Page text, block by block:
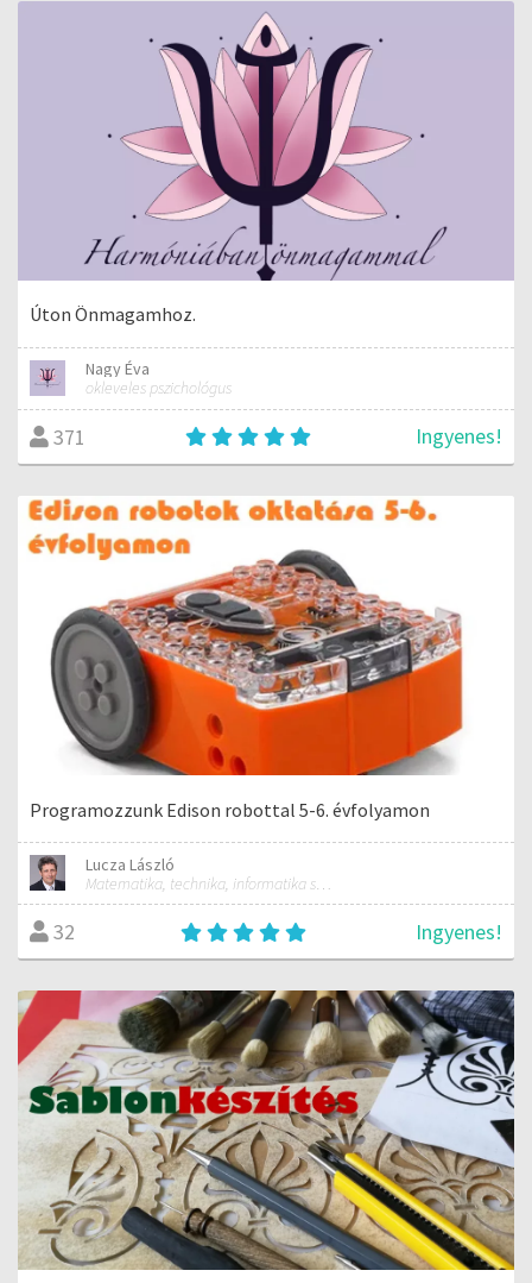
Úton Önmagamhoz.
Nagy Éva
okleveles pszichológus
371 Ingyenes!
Programozzunk Edison robottal 5-6. évfolyamon
Lucza László
32 Ingyenes!